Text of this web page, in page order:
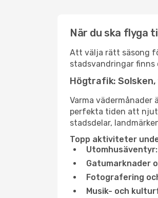
När du ska flyga
Att välja rätt säsong
stadsvandringar
Högtrafik:
Varma
perfekta tiden att
stadsdelar,
Topp aktiviteter
Utomhusäventyr:
Gatumarknader
Fotografering
Musik- och